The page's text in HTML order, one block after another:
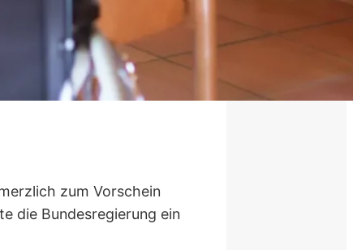
zum Vorschein
die Bundesregierung ein